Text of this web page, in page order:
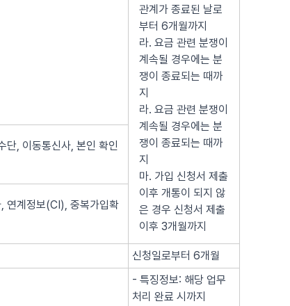
관계가 종료된 날로
부터 6개월까지
라. 요금 관련 분쟁이
계속될 경우에는 분
쟁이 종료되는 때까
지
라. 요금 관련 분쟁이
계속될 경우에는 분
쟁이 종료되는 때까
지
마. 가입 신청서 제출
이후 개통이 되지 않
은 경우 신청서 제출
이후 3개월까지
단, 이동통신사, 본인 확인
연계정보(CI), 중복가입확
신청일로부터 6개월
- 특징정보: 해당 업무
처리 완료 시까지